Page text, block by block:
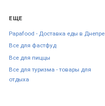
ЕЩЕ
Papafood - Доставка еды в Днепре
Все для фастфуд
Все для пиццы
Все для туризма - товары для
отдыха